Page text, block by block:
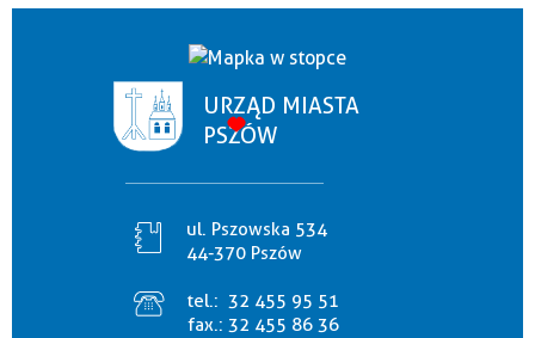
URZĄD MIASTA
PSZÓW
ul. Pszowska 534
44-370 Pszów
tel.: 32 455 95 51
fax.: 32 455 86 36